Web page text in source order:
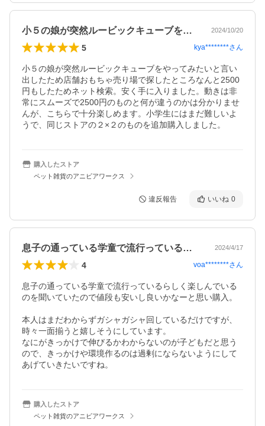
小５の娘が突然ルービックキューブをやっ… 2024/10/20
5 kya********さん
小５の娘が突然ルービックキューブをやってみたいと言い
出したため店舗おもちゃ売り場で探したところなんと2500
円もしたためネット検索。安く手に入りました。動きは非
常にスムーズで2500円のものと何が違うのかは分かりませ
んが、こちらで十分楽しめます。小学生にはまだ難しいよ
うで、同じストアの２×２のものを追加購入しました。
購入したストア
ペット雑貨のアニビアワークス
違反報告 いいね 0
息子の通っている学童で流行っているらし… 2024/4/17
4 voa********さん
息子の通っている学童で流行っているらしく楽しんでいる
のを聞いていたので値段も安いし良いかなーと思い購入。
本人はまだわからずガシャガシャ回しているだけですが、
時々一面揃うと嬉しそうにしています。
なにがきっかけで伸びるかわからないのが子どもだと思う
ので、きっかけや環境作るのは過剰にならないようにして
あげていきたいですね。
購入したストア
ペット雑貨のアニビアワークス